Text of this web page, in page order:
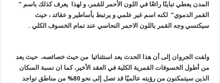
المدن يعطي تباينًا رائعًا في اللون الأحمر للقمر، و لهذا يعرف كذلك باسم ”
القمر الدموي” لكنه اسم غير علمي و يرتبط بأساطير و عقائد ، حيث
سيكتسي وجه القمر باللون الاحمر النحاسي عند تمام الخسوف الكلي .
ولفت الجروان إلى أن هذا الحدث يعد استثنائيا من حيث خصائصه، حيث يعد
من أطول الخسوفات القمرية الكلية في العقد الأخير، كما ان نسبة السكان
الذين سيتمكنون من رؤيته عالميًا قد تصل إلى نحو 80% من مناطق تواجد